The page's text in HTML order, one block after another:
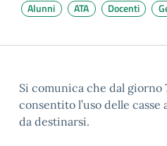
Alunni ATA Docenti
Si comunica che dal giorno
consentito l’uso delle
da destinarsi.